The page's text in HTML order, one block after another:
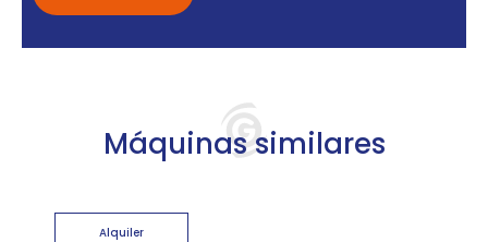
Máquinas similares
Alquiler